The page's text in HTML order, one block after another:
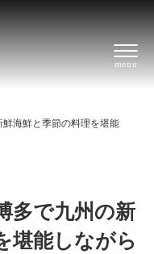
海鮮と季節の料理を堪能
多で九州の新
堪能しながら